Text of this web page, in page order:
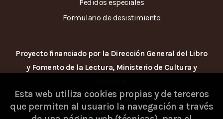
Pedidos especiales
Formulario de desistimiento
Proyecto financiado por la Dirección General del Libro
y Fomento de la Lectura, Ministerio de Cultura y
Esta web utiliza cookies propias y de terceros
que permiten al usuario la navegación a través